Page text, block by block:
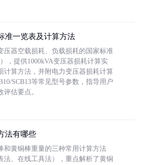
准一览表及计算方法
压器空载损耗、负载损耗的国家标准
），提供1000kVA变压器损耗计算实
计算方法，并附电力变压器损耗计算
SCB13等常见型号参数，指导用户
估要点。
法有哪些
和黄铜棒重量的三种常用计算方法
法、在线工具法），重点解析了黄铜